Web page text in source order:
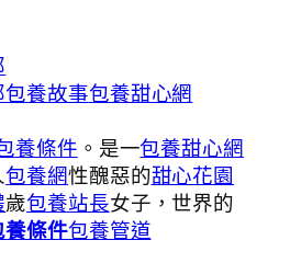
包養故事包養甜心網
養條件 。是一包養甜心網
包養網性醜惡的甜心花園
歲包養站長女子，世界的
養條件包養管道